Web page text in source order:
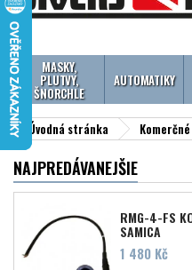
MASKY,
PLUTVY,
ŠNORCHLE
AUTOMATIKY
Úvodná stránka
NAJPREDÁVANEJŠIE
RMG-4-FS
SAMICA
Cena
1 480 Kč